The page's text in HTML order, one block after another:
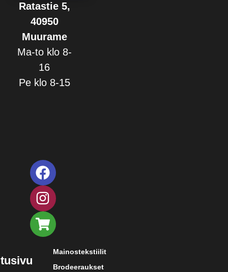
Ratastie 5,
40950
Muurame
Ma-to klo 8-
16
Pe klo 8-15
Mainostekstiilit
Brodeeraukset